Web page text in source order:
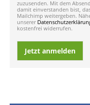
zuzusenden. Mit dem
damit einverstanden bist,
Mailchimp weitergeben.
unserer
kostenfrei widerrufen.
Jetzt anmelden